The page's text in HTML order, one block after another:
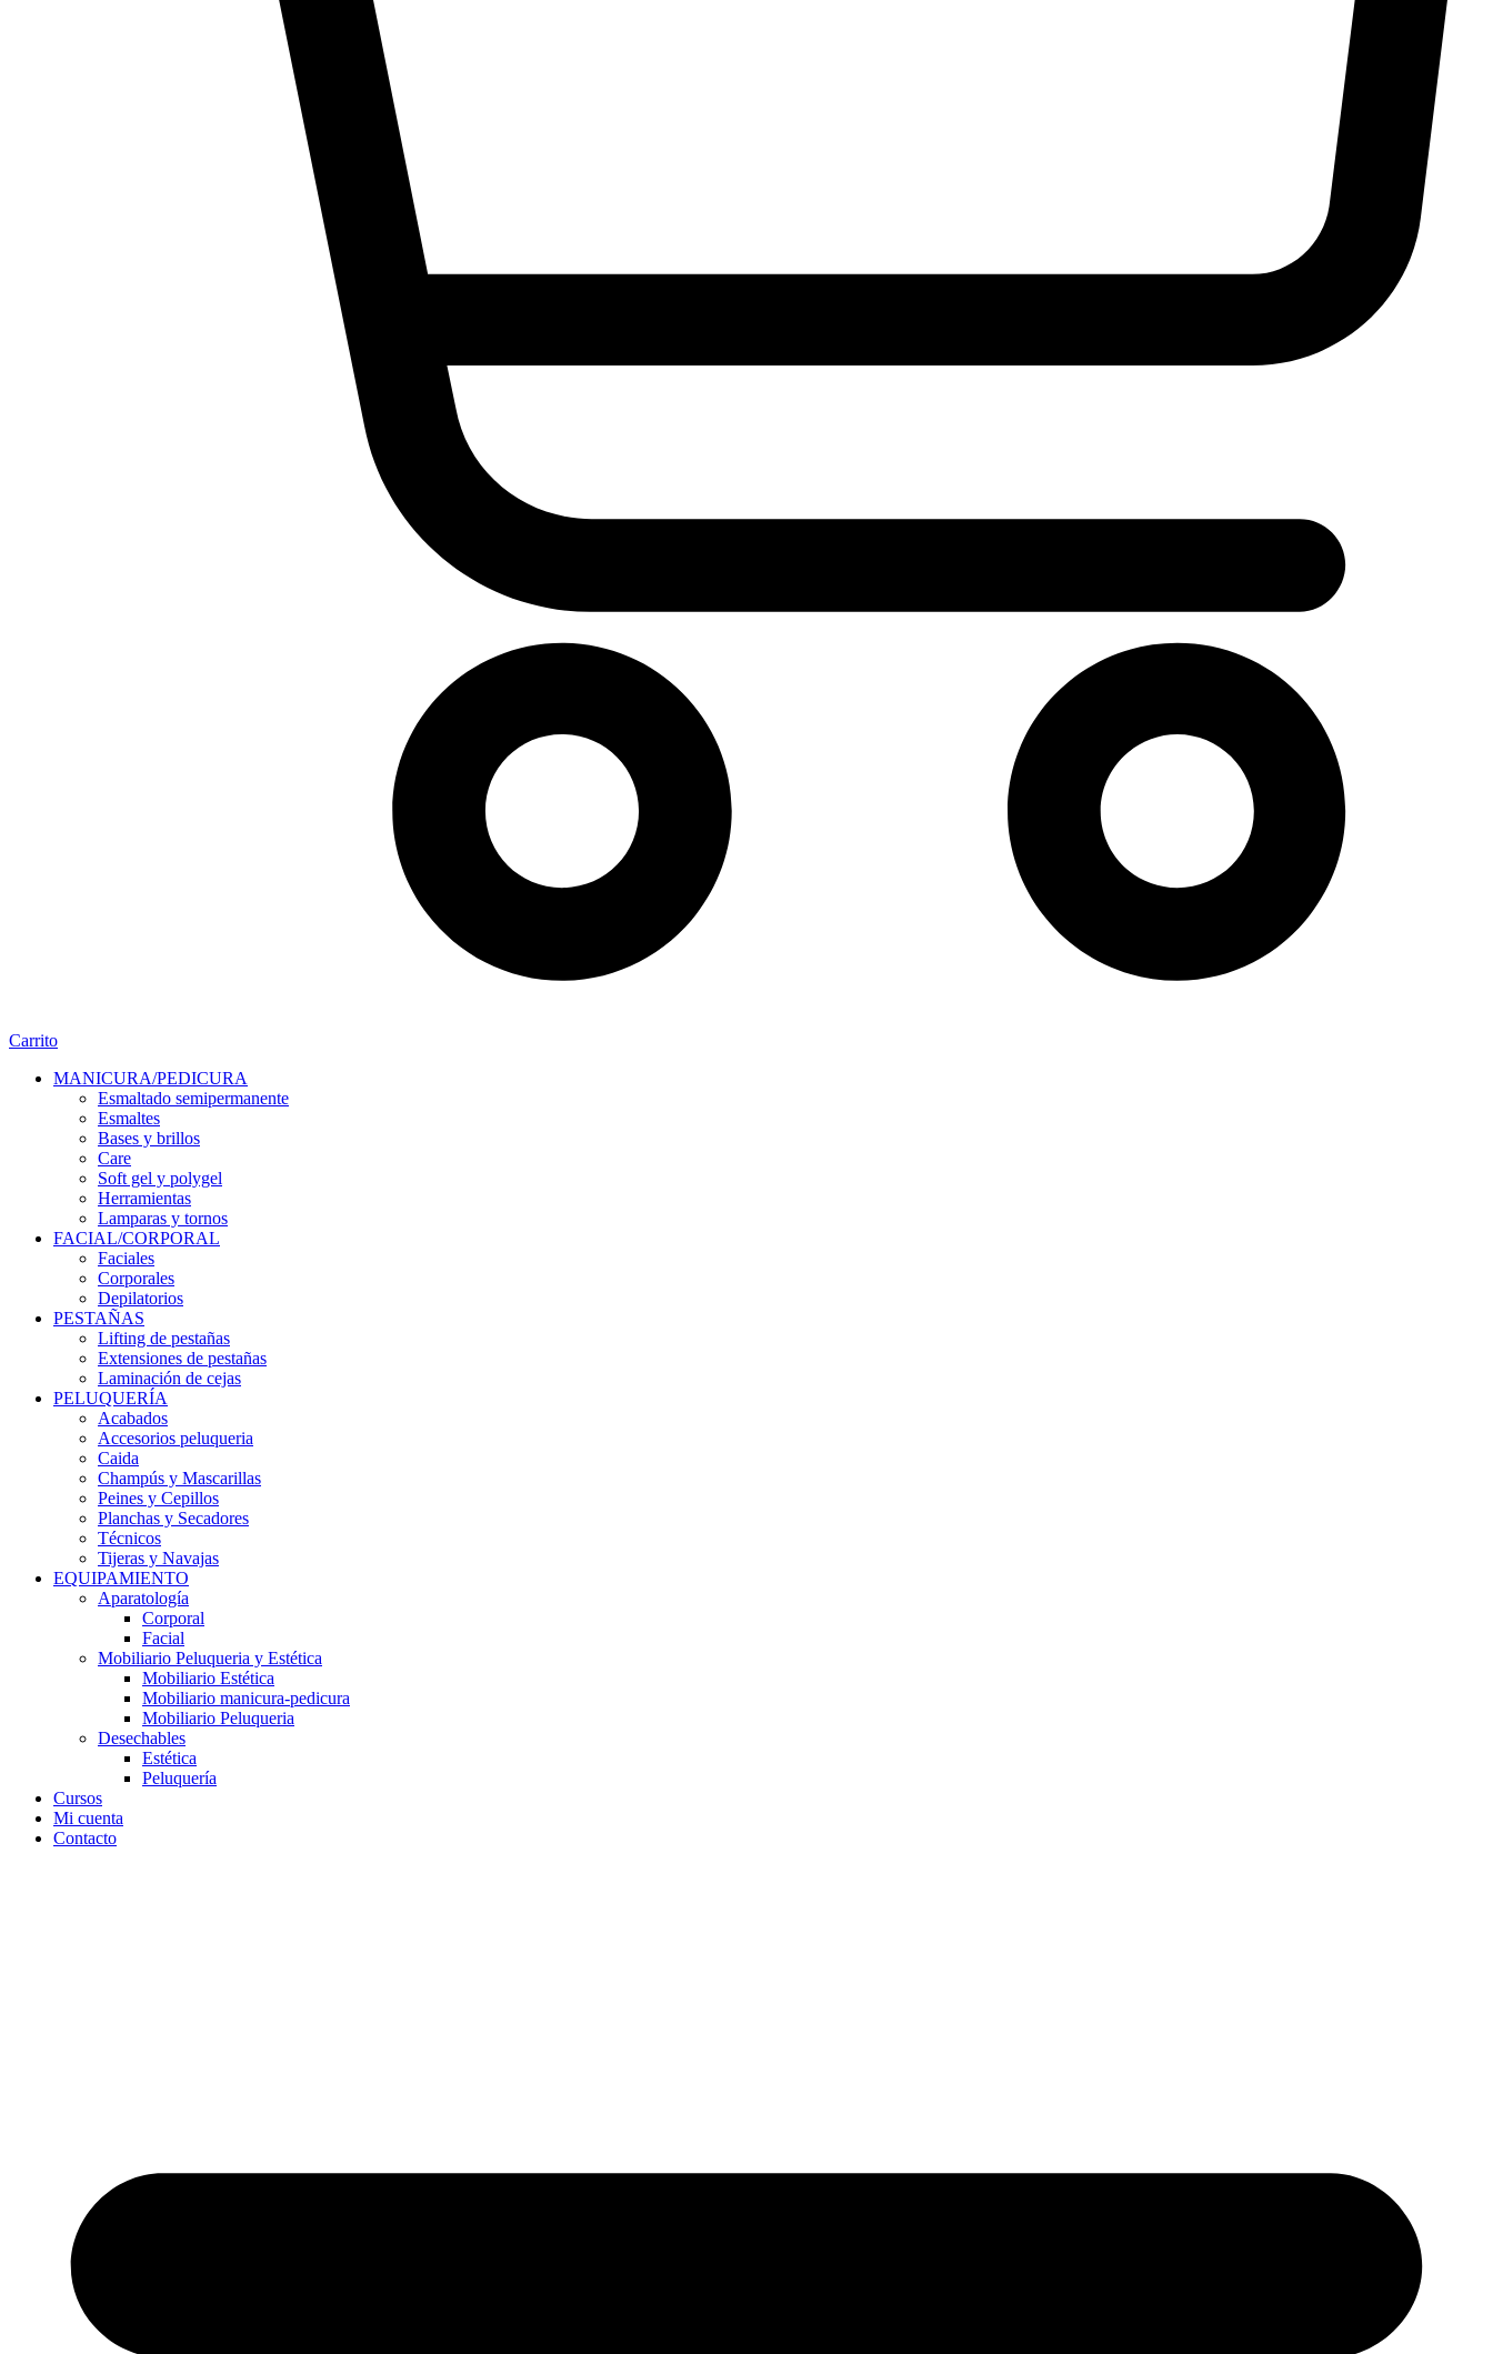
Carrito
MANICURA/PEDICURA
Esmaltado semipermanente
Esmaltes
Bases y brillos
Care
Soft gel y polygel
Herramientas
Lamparas y tornos
FACIAL/CORPORAL
Faciales
Corporales
Depilatorios
PESTAÑAS
Lifting de pestañas
Extensiones de pestañas
Laminación de cejas
PELUQUERÍA
Acabados
Accesorios peluqueria
Caida
Champús y Mascarillas
Peines y Cepillos
Planchas y Secadores
Técnicos
Tijeras y Navajas
EQUIPAMIENTO
Aparatología
Corporal
Facial
Mobiliario Peluqueria y Estética
Mobiliario Estética
Mobiliario manicura-pedicura
Mobiliario Peluqueria
Desechables
Estética
Peluquería
Cursos
Mi cuenta
Contacto